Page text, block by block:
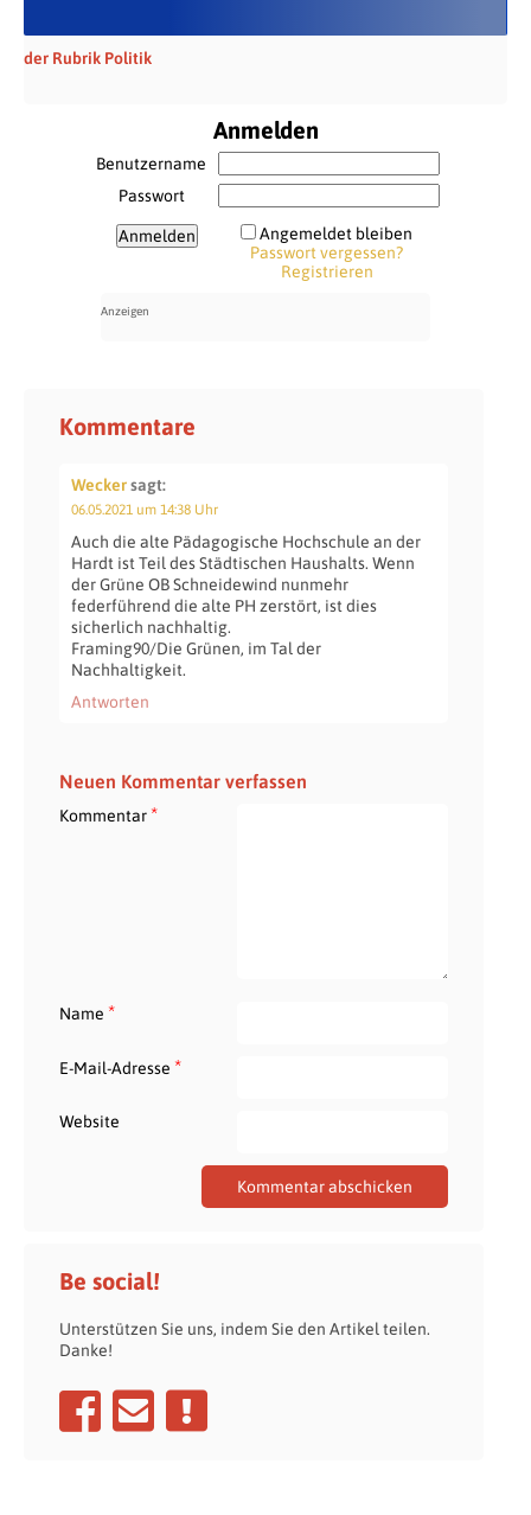
der Rubrik Politik
Anmelden
Benutzername
Passwort
Angemeldet bleiben
Passwort vergessen?
Registrieren
Kommentare
Weckersagt:
06.05.2021 um 14:38 Uhr
Auch die alte Pädagogische Hochschule an der
Hardt ist Teil des Städtischen Haushalts. Wenn
der Grüne OB Schneidewind nunmehr
federführend die alte PH zerstört, ist dies
sicherlich nachhaltig.
Framing90/Die Grünen, im Tal der
Nachhaltigkeit.
Antworten
Neuen Kommentar verfassen
Kommentar*
Name *
E-Mail-Adresse *
Website
Be social!
Unterstützen Sie uns, indem Sie den Artikel teilen.
Danke!